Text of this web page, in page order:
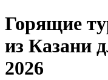
Горящие
из Казани
2026